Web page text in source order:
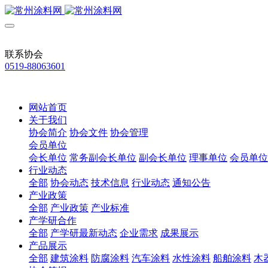
联系协会
0519-88063601
网站首页
关于我们
协会简介 协会文件 协会管理
会员单位
会长单位 常务副会长单位 副会长单位 理事单位 会员单位
行业动态
全部 协会动态 技术信息 行业动态 通知公告
产业政策
全部 产业政策 产业标准
产学研合作
全部 产学研最新动态 企业需求 成果展示
产品展示
全部 建筑涂料 防腐涂料 汽车涂料 水性涂料 船舶涂料 木